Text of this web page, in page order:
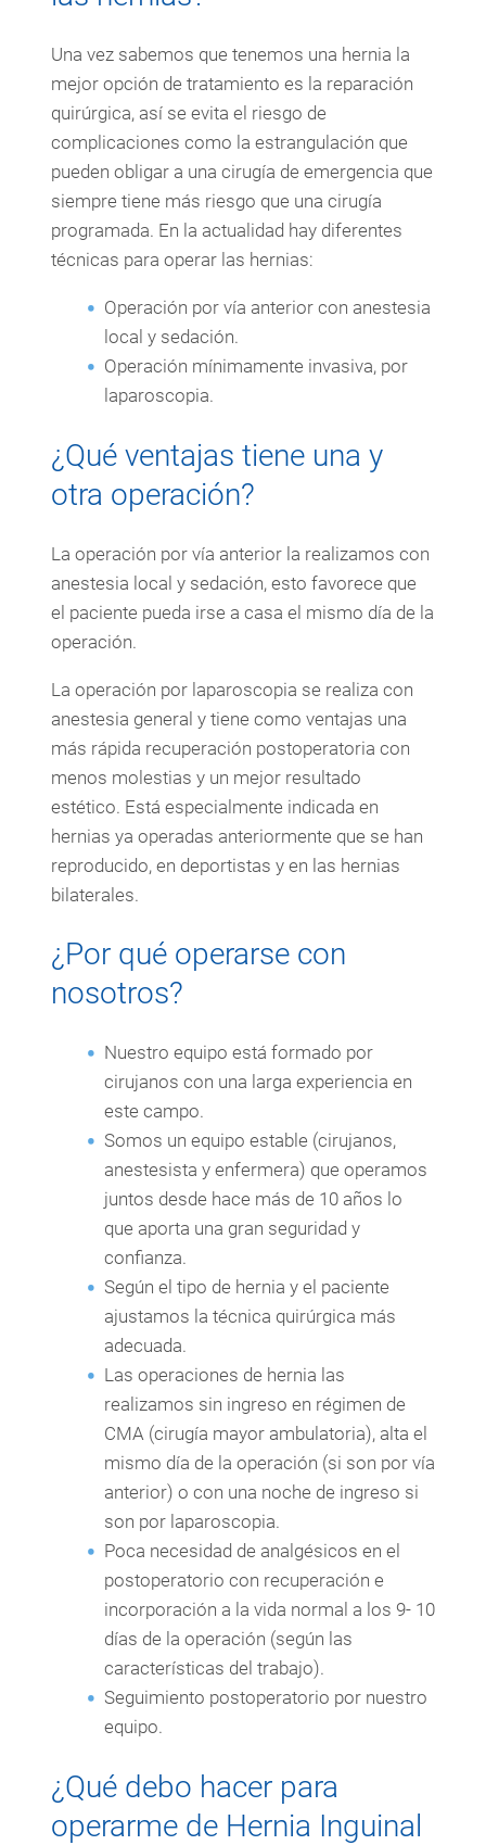
Una vez sabemos que tenemos una hernia la
mejor opción de tratamiento es la reparación
quirúrgica, así se evita el riesgo de
complicaciones como la estrangulación que
pueden obligar a una cirugía de emergencia que
siempre tiene más riesgo que una cirugía
programada. En la actualidad hay diferentes
técnicas para operar las hernias:
Operación por vía anterior con anestesia
local y sedación.
Operación mínimamente invasiva, por
laparoscopia.
¿Qué ventajas tiene una y
otra operación?
La operación por vía anterior la realizamos con
anestesia local y sedación, esto favorece que
el paciente pueda irse a casa el mismo día de la
operación.
La operación por laparoscopia se realiza con
anestesia general y tiene como ventajas una
más rápida recuperación postoperatoria con
menos molestias y un mejor resultado
estético. Está especialmente indicada en
hernias ya operadas anteriormente que se han
reproducido, en deportistas y en las hernias
bilaterales.
¿Por qué operarse con
nosotros?
Nuestro equipo está formado por
cirujanos con una larga experiencia en
este campo.
Somos un equipo estable (cirujanos,
anestesista y enfermera) que operamos
juntos desde hace más de 10 años lo
que aporta una gran seguridad y
confianza.
Según el tipo de hernia y el paciente
ajustamos la técnica quirúrgica más
adecuada.
Las operaciones de hernia las
realizamos sin ingreso en régimen de
CMA (cirugía mayor ambulatoria), alta el
mismo día de la operación (si son por vía
anterior) o con una noche de ingreso si
son por laparoscopia.
Poca necesidad de analgésicos en el
postoperatorio con recuperación e
incorporación a la vida normal a los 9- 10
días de la operación (según las
características del trabajo).
Seguimiento postoperatorio por nuestro
equipo.
¿Qué debo hacer para
operarme de Hernia Inguinal